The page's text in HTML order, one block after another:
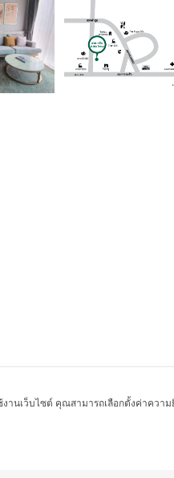
านเว็บไซต์ คุณสามารถเลือกตั้งค่าควา